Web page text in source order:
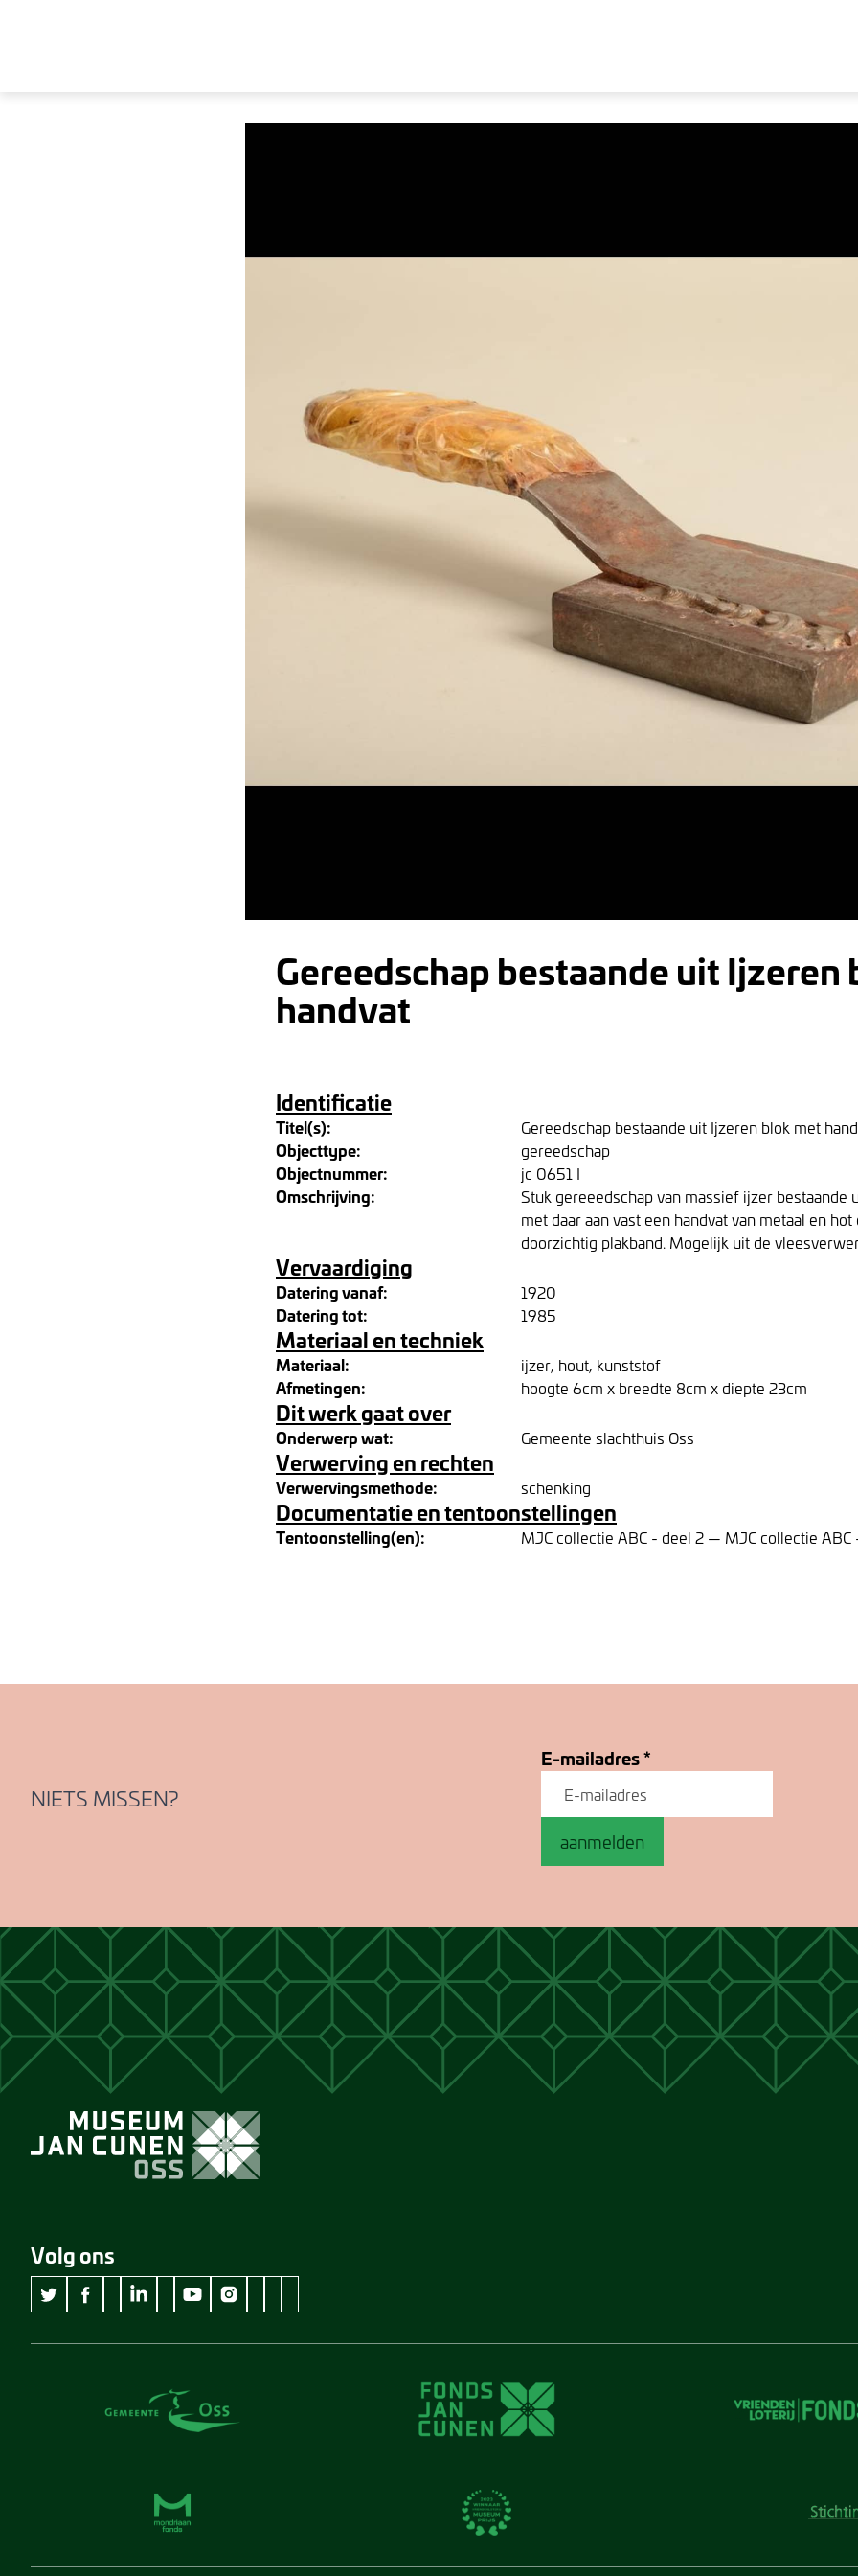
Gereedschap bestaande uit Ijzeren
handvat
Identificatie
Titel(s): Gereedschap bestaande uit Ijzeren blok met
Objecttype: gereedschap
Objectnummer: jc 0651 I
Omschrijving:
Stuk gereeedschap van massief ijzer bestaande
met daar aan vast een handvat van metaal en
doorzichtig plakband. Mogelijk uit de
Vervaardiging
Datering vanaf: 1920
Datering tot: 1985
Materiaal en techniek
Materiaal: ijzer, hout, kunststof
Afmetingen: hoogte 6cm x breedte 8cm x diepte 23cm
Dit werk gaat over
Onderwerp wat: Gemeente slachthuis Oss
Verwerving en rechten
Verwervingsmethode: schenking
Documentatie en tentoonstellingen
Tentoonstelling(en): MJC collectie ABC - deel 2 — MJC collectie ABC
NIETS MISSEN?
E-mailadres*
aanmelden
Volg ons
twitter Museum Jan Cunen
facebook Museum Jan Cunen
wikipedia Museum Jan Cunen
linkedin Museum Jan Cunen
googleplus Museum Jan Cunen
youtube Museum Jan Cunen
instagram Museum Jan Cunen